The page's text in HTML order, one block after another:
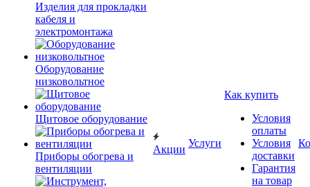
Изделия для прокладки
кабеля и
электромонтажа
Оборудование
низковольтное
Щитовое оборудование
Приборы обогрева и
вентиляции
Акции
Услуги
Как купить
Условия
оплаты
Условия
доставки
Гарантия
на товар